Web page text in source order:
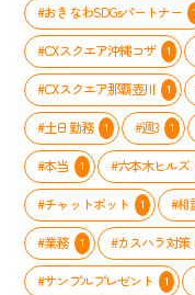
#おきなわSDGsパートナー 1
#CXスクエア沖縄コザ 1
#CXスクエア那覇壺川 1
#土日勤務 1 #週3 1
#本当 1 #六本木ヒルズ
#チャットボット 1 #相
#業務 1 #カスハラ対策
#サンプルプレゼント 1